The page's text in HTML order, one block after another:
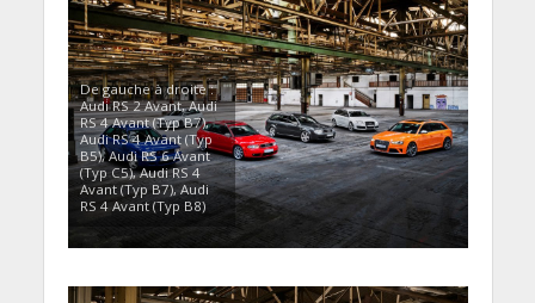
De gauche à droite :
Audi RS 2 Avant, Audi
RS 4 Avant (Typ B7),
Audi RS 4 Avant (Typ
B5), Audi RS 6 Avant
(Typ C5), Audi RS 4
Avant (Typ B7), Audi
RS 4 Avant (Typ B8)